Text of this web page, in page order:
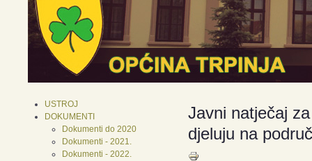
USTROJ
DOKUMENTI
Dokumenti do 2020
Dokumenti - 2021.
Dokumenti - 2022.
Javni natječaj
djeluju na